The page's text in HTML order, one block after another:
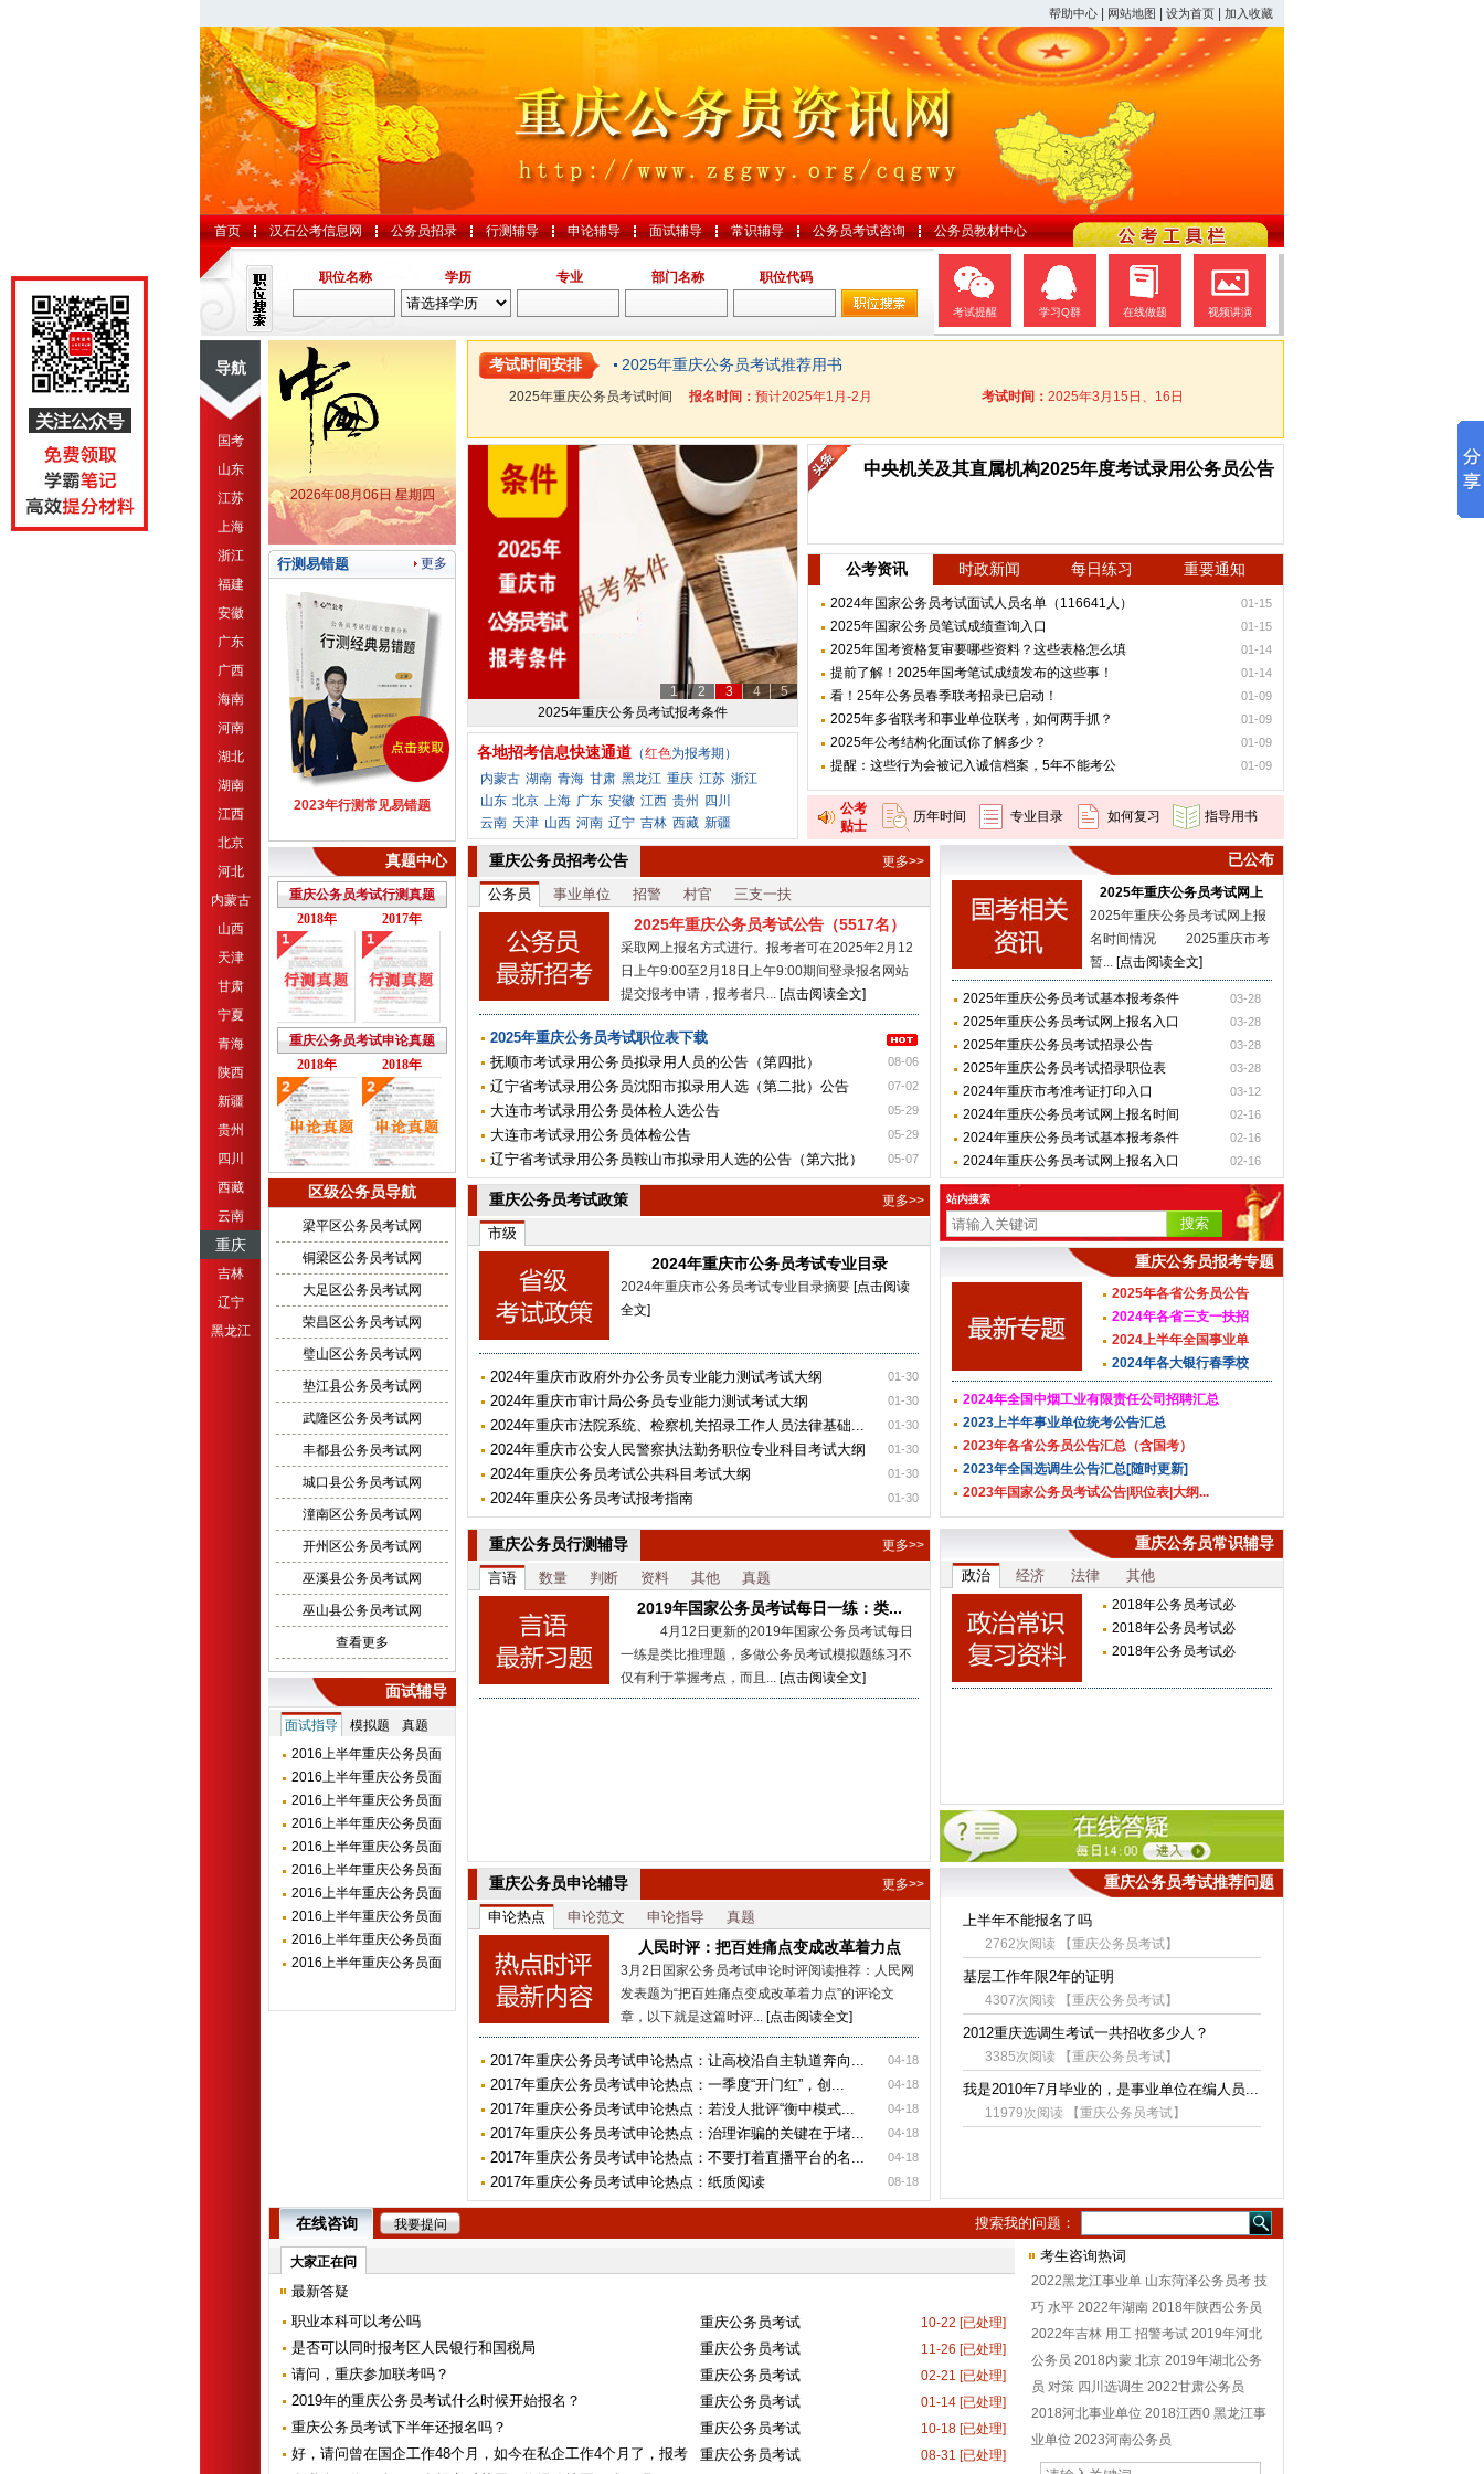
帮助中心 网站地图 设为首页 加入收藏
首页 汉石公考信息网 公务员招录 行测辅导 申论辅导 面试辅导 常识辅导 公务员考试咨询 公务员教材中心
职位名称 学历 专业 部门名称 职位代码
考试提醒 学习Q群 在线做题 视频讲演
导航
国考
山东
江苏
上海
浙江
福建
安徽
广东
广西
海南
河南
湖北
湖南
江西
北京
河北
内蒙古
山西
天津
甘肃
宁夏
青海
陕西
新疆
贵州
四川
西藏
云南
重庆
吉林
辽宁
黑龙江
2026年08月06日 星期四
行测易错题 更多
2023年行测常见易错题
真题中心
重庆公务员考试行测真题
2018年
2017年
重庆公务员考试申论真题
2018年
2018年
区级公务员导航
梁平区公务员考试网
铜梁区公务员考试网
大足区公务员考试网
荣昌区公务员考试网
璧山区公务员考试网
垫江县公务员考试网
武隆区公务员考试网
丰都县公务员考试网
城口县公务员考试网
潼南区公务员考试网
开州区公务员考试网
巫溪县公务员考试网
巫山县公务员考试网
查看更多
面试辅导
面试指导 模拟题
真题
2016上半年重庆公务员面
试辅导：如何...
2016上半年重庆公务员面
试热点：教师...
2016上半年重庆公务员面
试热点：主推...
2016上半年重庆公务员面
试热点：“大...
2016上半年重庆公务员面
试热点：谁能...
2016上半年重庆公务员面
试热点：大学...
2016上半年重庆公务员面
试热点：“安...
2016上半年重庆公务员面
试备考指导：...
2016上半年重庆公务员面
试指导：面试...
2016上半年重庆公务员面
考试时间安排 2025年重庆公务员考试推荐用书
2025年重庆公务员考试时间 报名时间： 预计2025年1月-2月 考试时间： 2025年3月15日、16日
5
4
3
2
1
2025年重庆公务员考试报名入口
各地招考信息快速通道 （红色为报考期）
内蒙古 湖南 青海 甘肃 黑龙江 重庆 江苏 浙江
山东 北京 上海 广东 安徽 江西 贵州
四川
云南 天津 山西 河南 辽宁 吉林 西藏 新疆
中央机关及其直属机构2025年度考试录用公务员公告
公考资讯 时政新闻 每日练习 重要通知
2024年国家公务员考试面试人员名单（116641人） 01-15
2025年国家公务员笔试成绩查询入口 01-15
2025年国考资格复审要哪些资料？这些表格怎么填 01-14
提前了解！2025年国考笔试成绩发布的这些事！ 01-14
看！25年公务员春季联考招录已启动！ 01-09
2025年多省联考和事业单位联考，如何两手抓？ 01-09
2025年公考结构化面试你了解多少？ 01-09
提醒：这些行为会被记入诚信档案，5年不能考公 01-09
公考
贴士
历年时间 专业目录 如何复习 指导用书
重庆公务员招考公告 更多>>
公务员 事业单位 招警 村官 三支一扶
2025年重庆公务员考试公告（5517名）
采取网上报名方式进行。报考者可在2025年2月12
日上午9:00至2月18日上午9:00期间登录报名网站
提交报考申请，报考者只... [点击阅读全文]
2025年重庆公务员考试职位表下载
抚顺市考试录用公务员拟录用人员的公告（第四批）
08-06
辽宁省考试录用公务员沈阳市拟录用人选（第二批）公告 07-02
大连市考试录用公务员体检人选公告 05-29
大连市考试录用公务员体检公告 05-29
辽宁省考试录用公务员鞍山市拟录用人选的公告（第六批） 05-07
重庆公务员考试政策 更多>>
市级
2024年重庆市公务员考试专业目录
2024年重庆市公务员考试专业目录摘要 [点击阅读
全文]
2024年重庆市政府外办公务员专业能力测试考试大纲 01-30
2024年重庆市审计局公务员专业能力测试考试大纲 01-30
2024年重庆市法院系统、检察机关招录工作人员法律基础... 01-30
2024年重庆市公安人民警察执法勤务职位专业科目考试大纲 01-30
2024年重庆公务员考试公共科目考试大纲 01-30
2024年重庆公务员考试报考指南 01-30
已公布
2025年重庆公务员考试网上
2025年重庆公务员考试网上报
名时间情况 2025重庆市考
暂... [点击阅读全文]
2025年重庆公务员考试基本报考条件 03-28
2025年重庆公务员考试网上报名入口 03-28
2025年重庆公务员考试招录公告 03-28
2025年重庆公务员考试招录职位表 03-28
2024年重庆市考准考证打印入口 03-12
2024年重庆公务员考试网上报名时间 02-16
2024年重庆公务员考试基本报考条件 02-16
2024年重庆公务员考试网上报名入口 02-16
站内搜索
重庆公务员报考专题
2025年各省公务员公告
汇
2024年各省三支一扶招
募
2024上半年全国事业单
位
2024年各大银行春季校
园
2024年全国中烟工业有限责任公司招聘汇总
2023上半年事业单位统考公告汇总
2023年各省公务员公告汇总（含国考）
2023年全国选调生公告汇总[随时更新]
2023年国家公务员考试公告|职位表|大纲...
重庆公务员行测辅导 更多>>
言语 数量 判断 资料 其他 真题
2019年国家公务员考试每日一练：类...
4月12日更新的2019年国家公务员考试每日
一练是类比推理题，多做公务员考试模拟题练习不
仅有利于掌握考点，而且... [点击阅读全文]
重庆公务员申论辅导 更多>>
申论热点 申论范文 申论指导 真题
人民时评：把百姓痛点变成改革着力点
3月2日国家公务员考试申论时评阅读推荐：人民网
发表题为“把百姓痛点变成改革着力点”的评论文
章，以下就是这篇时评... [点击阅读全文]
2017年重庆公务员考试申论热点：让高校沿自主轨道奔向... 04-18
2017年重庆公务员考试申论热点：一季度“开门红”，创... 04-18
2017年重庆公务员考试申论热点：若没人批评“衡中模式... 04-18
2017年重庆公务员考试申论热点：治理诈骗的关键在于堵... 04-18
2017年重庆公务员考试申论热点：不要打着直播平台的名... 04-18
2017年重庆公务员考试申论热点：纸质阅读 08-18
重庆公务员常识辅导
政治
经济 法律 其他
2018年公务员考试必
看：关...
2018年公务员考试必
看：关...
2018年公务员考试必
重庆公务员考试推荐问题
上半年不能报名了吗
2762次阅读 【重庆公务员考试】
基层工作年限2年的证明
4307次阅读 【重庆公务员考试】
2012重庆选调生考试一共招收多少人？
3385次阅读 【重庆公务员考试】
我是2010年7月毕业的，是事业单位在编人员...
11979次阅读 【重庆公务员考试】
在线咨询 我要提问 搜索我的问题：
大家正在问
最新答疑
职业本科可以考公吗
重庆公务员考试 10-22 [已处理]
是否可以同时报考区人民银行和国税局 重庆公务员考试 11-26 [已处理]
请问，重庆参加联考吗？ 重庆公务员考试 02-21 [已处理]
2019年的重庆公务员考试什么时候开始报名？ 重庆公务员考试 01-14 [已处理]
重庆公务员考试下半年还报名吗？ 重庆公务员考试 10-18 [已处理]
好，请问曾在国企工作48个月，如今在私企工作4个月了，报考
重庆公务员考试 08-31 [已处理]
考生咨询热词
2022黑龙江事业单 山东菏泽公务员考 技
巧 水平 2022年湖南 2018年陕西公务员
2022年吉林 用工 招警考试 2019年河北
公务员 2018内蒙 北京 2019年湖北公务
员 对策 四川选调生 2022甘肃公务员
2018河北事业单位 2018江西0 黑龙江事
业单位 2023河南公务员